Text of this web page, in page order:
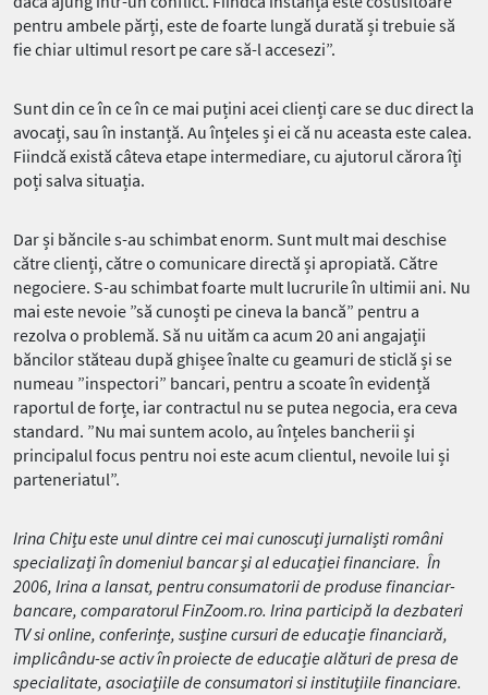
pentru ambele părți, este de foarte lungă durată și trebuie să
fie chiar ultimul resort pe care să-l accesezi”.
Sunt din ce în ce în ce mai puțini acei clienți care se duc direct la
avocați, sau în instanță. Au înțeles și ei că nu aceasta este calea.
Fiindcă există câteva etape intermediare, cu ajutorul cărora îți
poți salva situația.
Dar și băncile s-au schimbat enorm. Sunt mult mai deschise
către clienți, către o comunicare directă și apropiată. Către
negociere. S-au schimbat foarte mult lucrurile în ultimii ani. Nu
mai este nevoie ”să cunoști pe cineva la bancă” pentru a
rezolva o problemă. Să nu uităm ca acum 20 ani angajații
băncilor stăteau după ghișee înalte cu geamuri de sticlă și se
numeau ”inspectori” bancari, pentru a scoate în evidență
raportul de forțe, iar contractul nu se putea negocia, era ceva
standard. ”Nu mai suntem acolo, au înțeles bancherii și
principalul focus pentru noi este acum clientul, nevoile lui și
parteneriatul”.
Irina Chițu este unul dintre cei mai cunoscuți jurnaliști români
specializați în domeniul bancar și al educației financiare. În
2006, Irina a lansat, pentru consumatorii de produse financiar-
bancare, comparatorul FinZoom.ro. Irina participă la dezbateri
TV si online, conferințe, susține cursuri de educație financiară,
implicându-se activ în proiecte de educație alături de presa de
specialitate, asociațiile de consumatori si instituțiile financiare.